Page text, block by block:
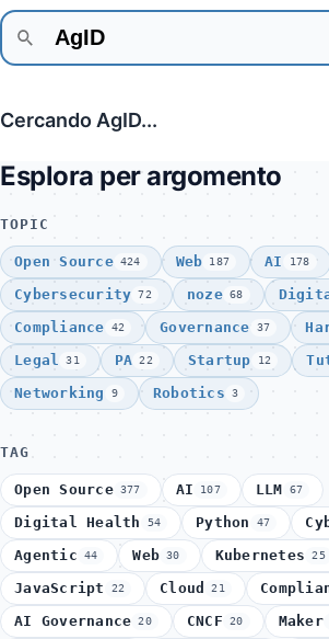
Cercando AgID...
Esplora per argomento
TOPIC
Open Source 424 Web 187 AI 178
Cybersecurity 72 noze 68
Compliance 42 Governance 37
Legal 31 PA 22 Startup 12
Networking 9 Robotics 3
TAG
Open Source 377 AI 107 LLM 67
Digital Health 54 Python 47
Agentic 44 Web 30 Kubernetes 25
JavaScript 22 Cloud 21
AI Governance 20 CNCF 20 Maker